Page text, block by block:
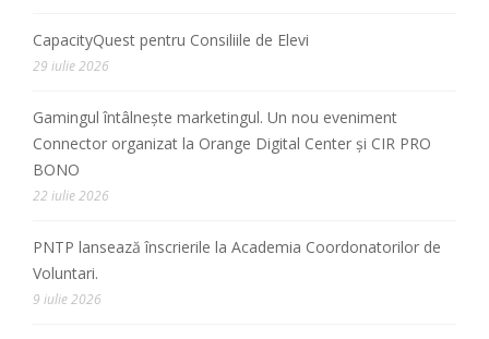
CapacityQuest pentru Consiliile de Elevi
29 iulie 2026
Gamingul întâlnește marketingul. Un nou eveniment
Connector organizat la Orange Digital Center și CIR PRO
BONO
22 iulie 2026
PNTP lansează înscrierile la Academia Coordonatorilor de
Voluntari.
9 iulie 2026